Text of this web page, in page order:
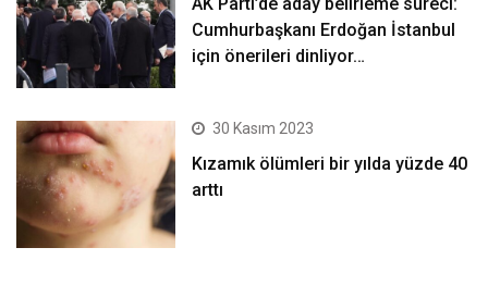
Cumhurbaşkanı Erdoğan İstanbul
için önerileri dinliyor…
30 Kasım 2023
Kızamık ölümleri bir yılda yüzde 40
arttı